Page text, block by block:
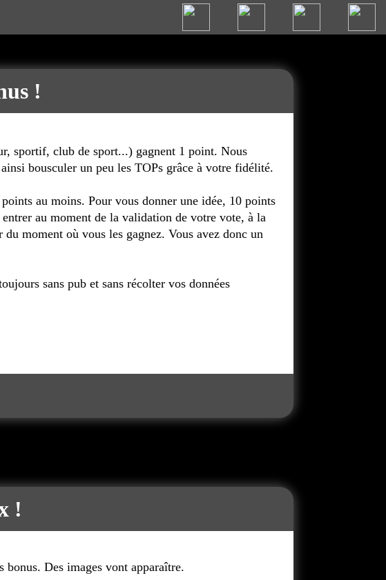
!
sportif, club de sport...) gagnent 1 point. Nous
bousculer un peu les TOPs grâce à votre fidélité.
au moins. Pour vous donner une idée, 10 points
au moment de la validation de votre vote, à la
moment où vous les gagnez. Vous avez donc un
sans pub et sans récolter vos données
!
bonus. Des images vont apparaître.